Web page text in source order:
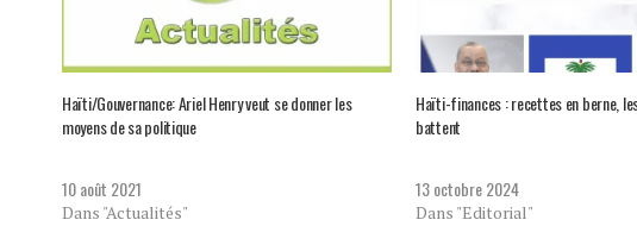
Haïti/Gouvernance: Ariel Henry veut se donner les
moyens de sa politique
10 août 2021
Dans "Actualités"
Haïti-finances : recettes en berne,
battent
13 octobre 2024
Dans "Editorial"